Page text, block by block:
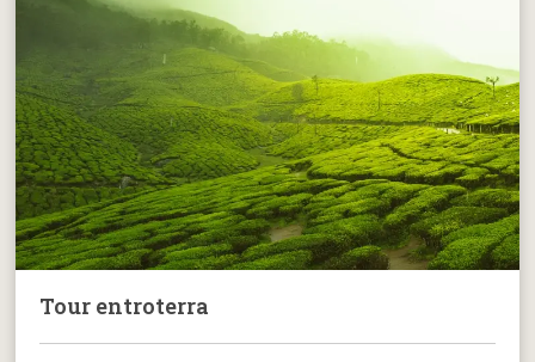
Tour entroterra